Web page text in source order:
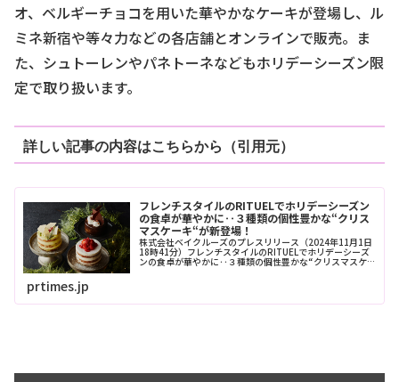
オ、ベルギーチョコを用いた華やかなケーキが登場し、ル
ミネ新宿や等々力などの各店舗とオンラインで販売。ま
た、シュトーレンやパネトーネなどもホリデーシーズン限
定で取り扱います。
詳しい記事の内容はこちらから（引用元）
フレンチスタイルのRITUELでホリデーシーズン
の食卓が華やかに‥３種類の個性豊かな“クリス
マスケーキ“が新登場！
株式会社ベイクルーズのプレスリリース（2024年11月1日
18時41分）フレンチスタイルのRITUELでホリデーシーズ
ンの食卓が華やかに‥３種類の個性豊かな“クリスマスケ
ーキ“が新登場！
prtimes.jp